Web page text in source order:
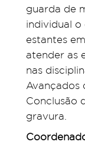
guarda de
individual o
estantes
atender as
nas
Avançados
Conclusão
gravura.